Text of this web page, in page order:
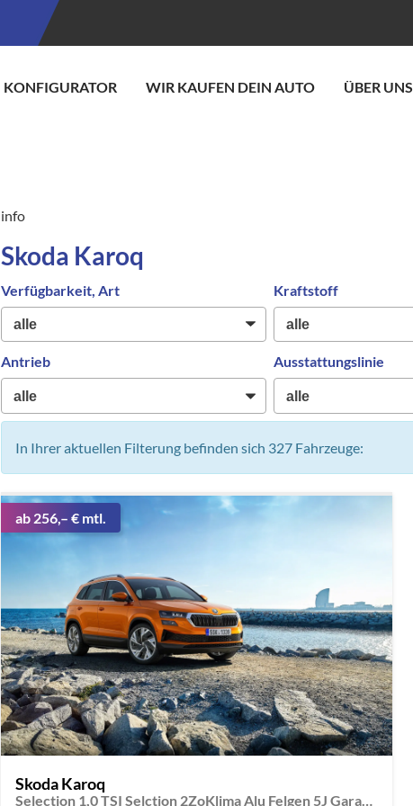
KONFIGURATOR WIR KAUFEN DEIN AUTO ÜBER UNS
info
Skoda Karoq
Verfügbarkeit, Art Kraftstoff
Antrieb Ausstattungslinie
In Ihrer aktuellen Filterung befinden sich 327 Fahrzeuge:
ab 256,– € mtl.
Skoda Karoq
Selection 1,0 TSI Selction 2ZoKlima Alu Felgen 5J Garantie Sitzheizung LED Scheinwerfer Tempomat